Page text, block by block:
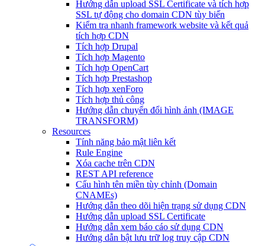
Hướng dẫn upload SSL Certificate và tích hợp
SSL tự động cho domain CDN tùy biến
Kiểm tra nhanh framework website và kết quả
tích hợp CDN
Tích hợp Drupal
Tích hợp Magento
Tích hợp OpenCart
Tích hợp Prestashop
Tích hợp xenForo
Tích hợp thủ công
Hướng dẫn chuyển đổi hình ảnh (IMAGE
TRANSFORM)
Resources
Tính năng bảo mật liên kết
Rule Engine
Xóa cache trên CDN
REST API reference
Cấu hình tên miền tùy chỉnh (Domain
CNAMEs)
Hướng dẫn theo dõi hiện trạng sử dụng CDN
Hướng dẫn upload SSL Certificate
Hướng dẫn xem báo cáo sử dụng CDN
Hướng dẫn bật lưu trữ log truy cập CDN